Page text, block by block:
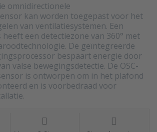
omnidirectionele
kan worden toegepast voor het
van ventilatiesystemen. Een
een detectiezone van 360° met
De geïntegreerde
bespaart energie door
valse bewegingsdetectie. De OSC-
is ontworpen om in het plafond
en is voorbedraad voor